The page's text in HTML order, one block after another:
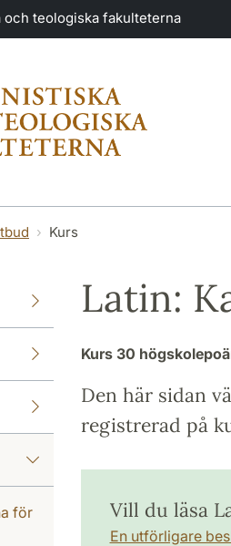
och teologiska fakulteterna
Kurs
för
Latin:
Kurs 30
Den här sidan
registrerad på
Vill du läsa
En utförligare